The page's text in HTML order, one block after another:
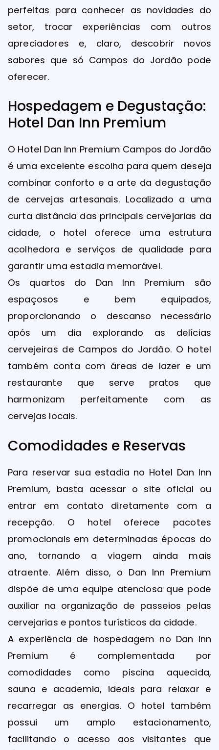
perfeitas para conhecer as novidades do
setor, trocar experiências com outros
apreciadores e, claro, descobrir novos
sabores que só Campos do Jordão pode
oferecer.
Hospedagem e Degustação:
Hotel Dan Inn Premium
O Hotel Dan Inn Premium Campos do Jordão
é uma excelente escolha para quem deseja
combinar conforto e a arte da degustação
de cervejas artesanais. Localizado a uma
curta distância das principais cervejarias da
cidade, o hotel oferece uma estrutura
acolhedora e serviços de qualidade para
garantir uma estadia memorável.
Os quartos do Dan Inn Premium são
espaçosos e bem equipados,
proporcionando o descanso necessário
após um dia explorando as delícias
cervejeiras de Campos do Jordão. O hotel
também conta com áreas de lazer e um
restaurante que serve pratos que
harmonizam perfeitamente com as
cervejas locais.
Comodidades e Reservas
Para reservar sua estadia no Hotel Dan Inn
Premium, basta acessar o site oficial ou
entrar em contato diretamente com a
recepção. O hotel oferece pacotes
promocionais em determinadas épocas do
ano, tornando a viagem ainda mais
atraente. Além disso, o Dan Inn Premium
dispõe de uma equipe atenciosa que pode
auxiliar na organização de passeios pelas
cervejarias e pontos turísticos da cidade.
A experiência de hospedagem no Dan Inn
Premium é complementada por
comodidades como piscina aquecida,
sauna e academia, ideais para relaxar e
recarregar as energias. O hotel também
possui um amplo estacionamento,
facilitando o acesso aos visitantes que